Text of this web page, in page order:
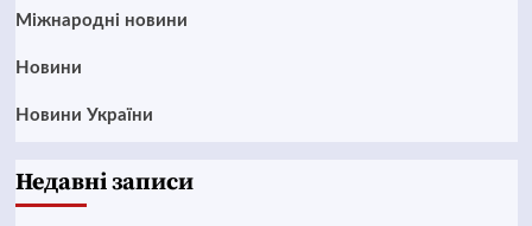
Міжнародні новини
Новини
Новини України
Недавні записи